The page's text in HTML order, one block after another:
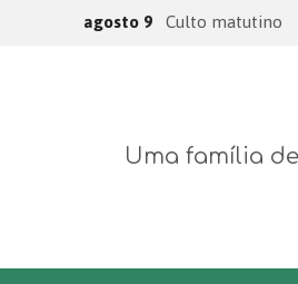
agosto 9 Culto matutino
Uma família